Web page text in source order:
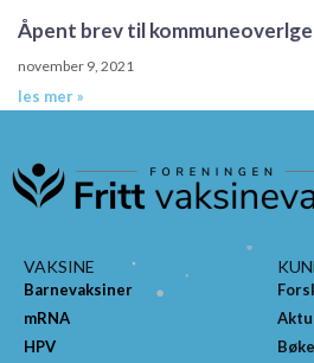
Åpent brev til
november 9, 2021
les mer »
VAKSINE
Barnevaksiner
mRNA
HPV